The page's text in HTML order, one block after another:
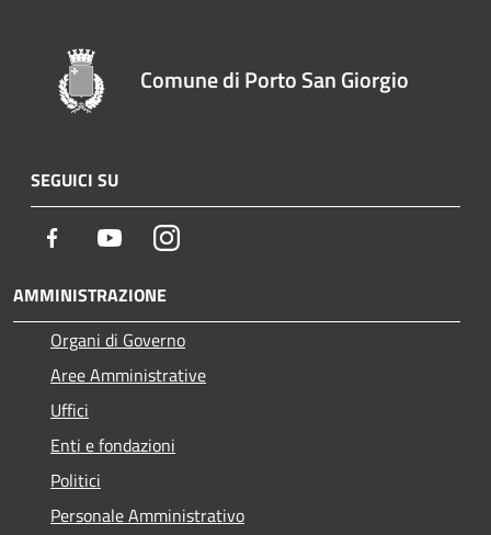
Comune di Porto San Giorgio
SEGUICI SU
Facebook YoutubeInstagram
AMMINISTRAZIONE
Organi di Governo
Aree Amministrative
Uffici
Enti e fondazioni
Politici
Personale Amministrativo